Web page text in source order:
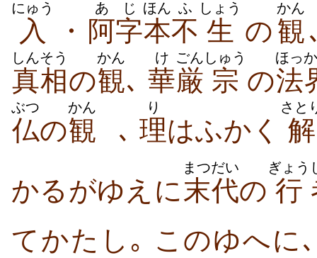
入
にゅう
・ 阿字
あじ
本
ほん
不
ふ
生
しょう
の 観
かん
真相
しんそう
の観
かん
､ 華
け
厳
ごん
宗
しゅう
の法
ほっ
仏
ぶつ
の観
かん
､理
り
はふかく 解
さと
かるがゆえに末代
まつだい
の 行
ぎょう
てかたし｡ このゆへに